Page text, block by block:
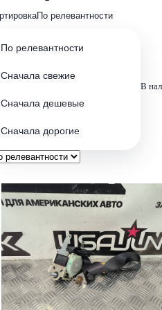
По релевантности
По релевантности
Сначала свежие
Сначала дешевые
Сначала дорогие
В